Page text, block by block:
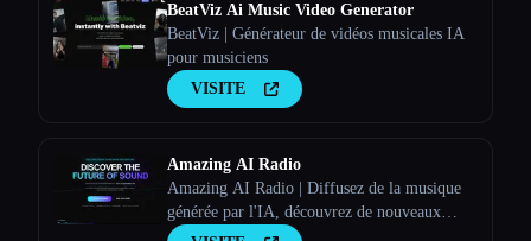
BeatViz Ai Music Video Generator
BeatViz | Générateur de vidéos musicales IA
pour musiciens
VISITE
Amazing AI Radio
Amazing AI Radio | Diffusez de la musique
générée par l'IA, découvrez de nouveaux
artistes, explorez les palmarès et mettez en